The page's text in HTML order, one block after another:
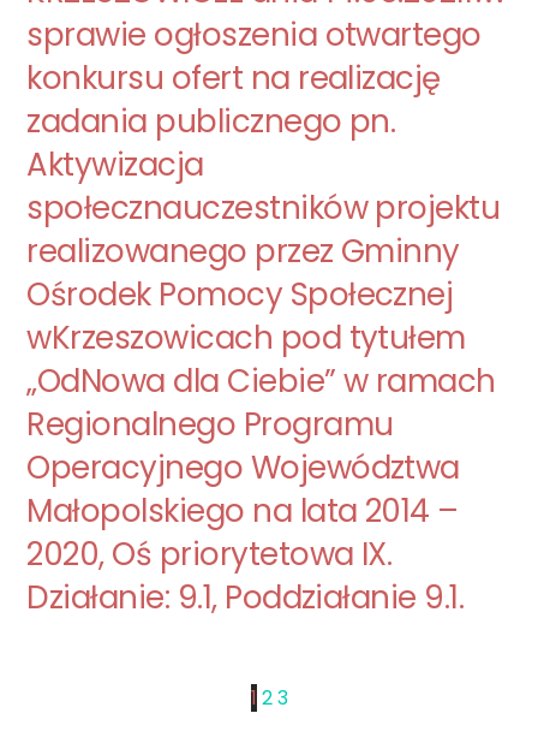
sprawie ogłoszenia otwartego
konkursu ofert na realizację
zadania publicznego pn.
Aktywizacja
społecznauczestników projektu
realizowanego przez Gminny
Ośrodek Pomocy Społecznej
wKrzeszowicach pod tytułem
„OdNowa dla Ciebie” w ramach
Regionalnego Programu
Operacyjnego Województwa
Małopolskiego na lata 2014 –
2020, Oś priorytetowa IX.
Działanie: 9.1, Poddziałanie 9.1.
1 23